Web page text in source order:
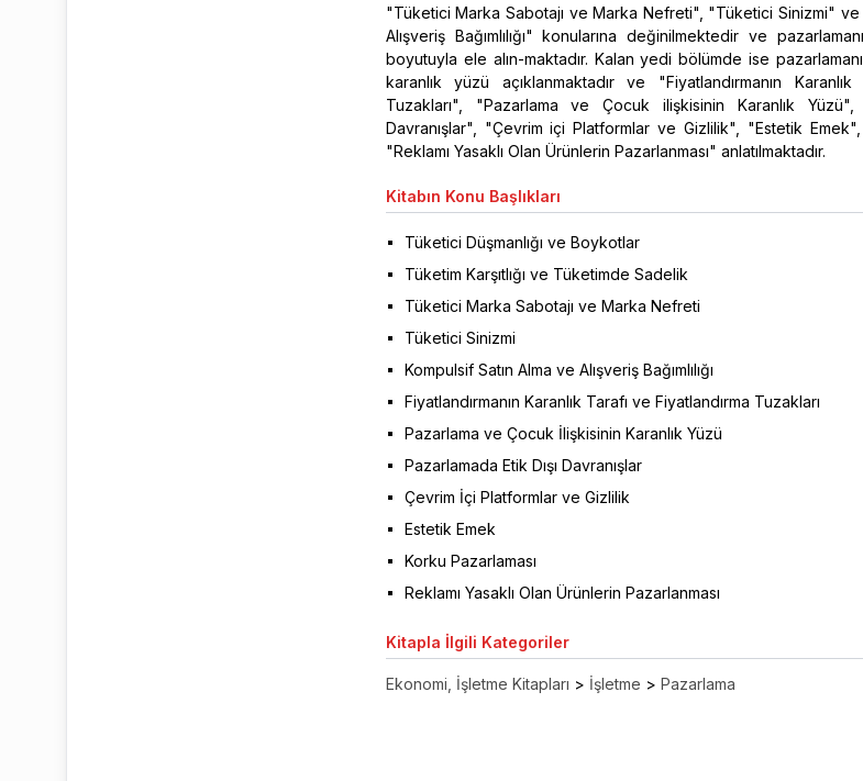
"Tüketici Marka Sabotajı ve Marka Nefreti", "Tüketici Sinizmi" ve
Alışveriş Bağımlılığı" konularına değinilmektedir ve
boyutuyla ele alın-maktadır. Kalan yedi bölümde ise
karanlık yüzü açıklanmaktadır ve "Fiyatlandırmanın
Tuzakları", "Pazarlama ve Çocuk ilişkisinin Karanlık Yüzü",
Davranışlar", "Çevrim içi Platformlar ve Gizlilik", "Estetik
"Reklamı Yasaklı Olan Ürünlerin Pazarlanması" anlatılmaktadır.
Kitabın Konu Başlıkları
Tüketici Düşmanlığı ve Boykotlar
Tüketim Karşıtlığı ve Tüketimde Sadelik
Tüketici Marka Sabotajı ve Marka Nefreti
Tüketici Sinizmi
Kompulsif Satın Alma ve Alışveriş Bağımlılığı
Fiyatlandırmanın Karanlık Tarafı ve Fiyatlandırma Tuzakları
Pazarlama ve Çocuk İlişkisinin Karanlık Yüzü
Pazarlamada Etik Dışı Davranışlar
Çevrim İçi Platformlar ve Gizlilik
Estetik Emek
Korku Pazarlaması
Reklamı Yasaklı Olan Ürünlerin Pazarlanması
Kitapla İlgili Kategoriler
Ekonomi, İşletme Kitapları > İşletme > Pazarlama